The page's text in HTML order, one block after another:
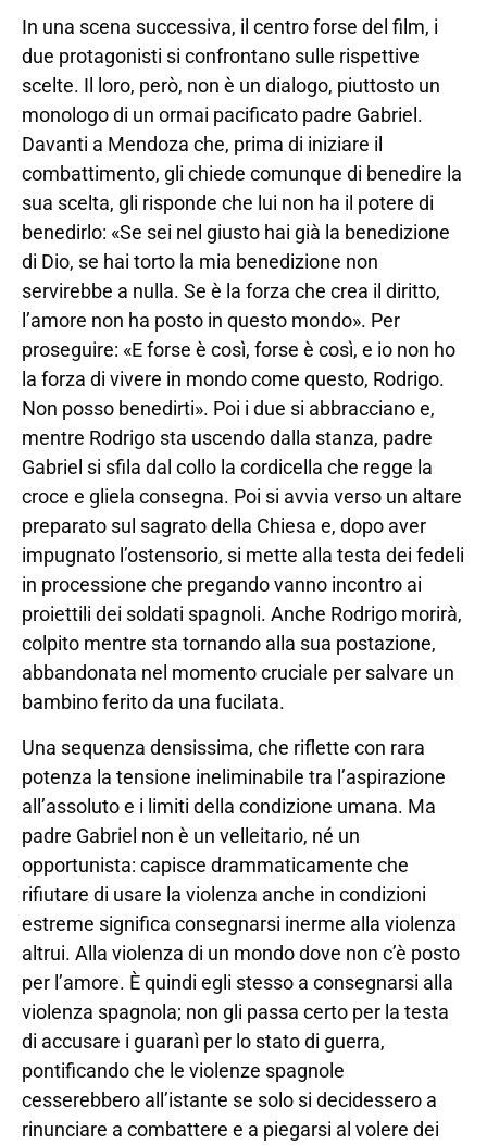
In una scena successiva, il centro forse del film, i
due protagonisti si confrontano sulle rispettive
scelte. Il loro, però, non è un dialogo, piuttosto un
monologo di un ormai pacificato padre Gabriel.
Davanti a Mendoza che, prima di iniziare il
combattimento, gli chiede comunque di benedire la
sua scelta, gli risponde che lui non ha il potere di
benedirlo: «Se sei nel giusto hai già la benedizione
di Dio, se hai torto la mia benedizione non
servirebbe a nulla. Se è la forza che crea il diritto,
l’amore non ha posto in questo mondo». Per
proseguire: «E forse è così, forse è così, e io non ho
la forza di vivere in mondo come questo, Rodrigo.
Non posso benedirti». Poi i due si abbracciano e,
mentre Rodrigo sta uscendo dalla stanza, padre
Gabriel si sfila dal collo la cordicella che regge la
croce e gliela consegna. Poi si avvia verso un altare
preparato sul sagrato della Chiesa e, dopo aver
impugnato l’ostensorio, si mette alla testa dei fedeli
in processione che pregando vanno incontro ai
proiettili dei soldati spagnoli. Anche Rodrigo morirà,
colpito mentre sta tornando alla sua postazione,
abbandonata nel momento cruciale per salvare un
bambino ferito da una fucilata.
Una sequenza densissima, che riflette con rara
potenza la tensione ineliminabile tra l’aspirazione
all’assoluto e i limiti della condizione umana. Ma
padre Gabriel non è un velleitario, né un
opportunista: capisce drammaticamente che
rifiutare di usare la violenza anche in condizioni
estreme significa consegnarsi inerme alla violenza
altrui. Alla violenza di un mondo dove non c’è posto
per l’amore. È quindi egli stesso a consegnarsi alla
violenza spagnola; non gli passa certo per la testa
di accusare i guaranì per lo stato di guerra,
pontificando che le violenze spagnole
cesserebbero all’istante se solo si decidessero a
rinunciare a combattere e a piegarsi al volere dei